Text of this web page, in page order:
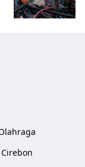
Cirebon